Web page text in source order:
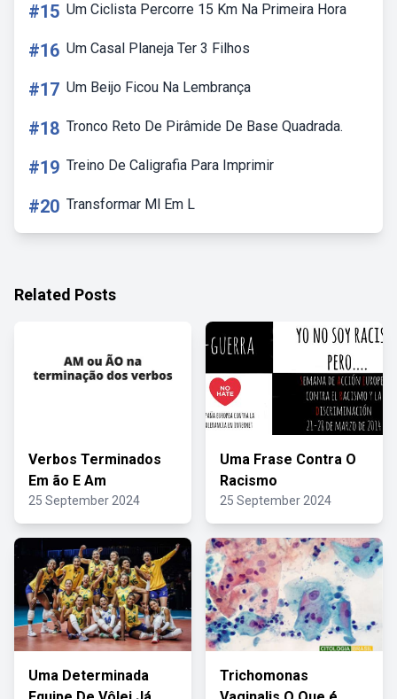
#15 Um Ciclista Percorre 15 Km Na Primeira Hora
#16 Um Casal Planeja Ter 3 Filhos
#17 Um Beijo Ficou Na Lembrança
#18 Tronco Reto De Pirâmide De Base Quadrada.
#19 Treino De Caligrafia Para Imprimir
#20 Transformar Ml Em L
Related Posts
Verbos Terminados
Em ão E Am
25 September 2024
Uma Frase Contra O
Racismo
25 September 2024
Uma Determinada
Trichomonas